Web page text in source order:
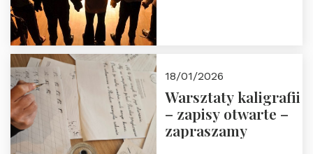
18/01/2026
Warsztaty kaligrafii
– zapisy otwarte –
zapraszamy